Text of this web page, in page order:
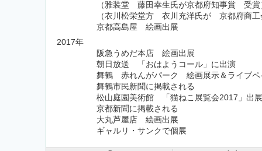
（雅装堂 藤田幸生氏が京都府知事賞 受賞
（衣川松栄堂方 衣川充洋氏が 京都府商
京都高島屋 絵画出展
2017年
阪急うめだ本店 絵画出展
朝日放送 「おはようコール」に出演
舞鶴 赤れんがパーク 絵画展示＆ライブペ
舞鶴市民新聞に掲載される
松山庭園美術館 「猫ねこ展覧会2017」出
京都新聞に掲載される
大丸芦屋店 絵画出展
ギャルリ・サンクで個展